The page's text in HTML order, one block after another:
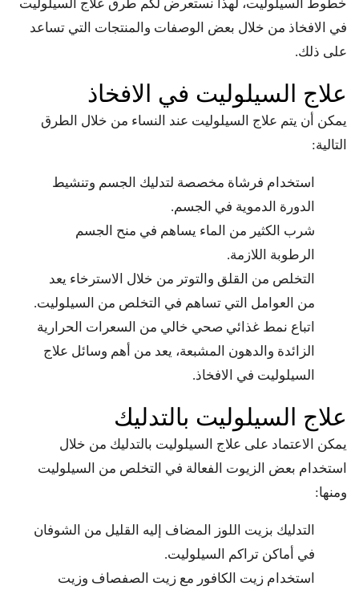
خطوط السيلوليت، لهذا نستعرض لكم طرق علاج السيلوليت
في الافخاذ من خلال بعض الوصفات والمنتجات التي تساعد
على ذلك.
علاج السيلوليت في الافخاذ
يمكن أن يتم علاج السيلوليت عند النساء من خلال الطرق
التالية:
استخدام فرشاة مخصصة لتدليك الجسم وتنشيط
الدورة الدموية في الجسم.
شرب الكثير من الماء يساهم في منح الجسم
الرطوبة اللازمة.
التخلص من القلق والتوتر من خلال الاسترخاء يعد
من العوامل التي تساهم في التخلص من السيلوليت.
اتباع نمط غذائي صحي خالي من السعرات الحرارية
الزائدة والدهون المشبعة، يعد من أهم وسائل علاج
السيلوليت في الافخاذ.
علاج السيلوليت بالتدليك
يمكن الاعتماد على علاج السيلوليت بالتدليك من خلال
استخدام بعض الزيوت الفعالة في التخلص من السيلوليت
ومنها:
التدليك بزيت اللوز المضاف إليه القليل من الشوفان
في أماكن تراكم السيلوليت.
استخدام زيت الكافور مع زيت الصفصاف وزيت